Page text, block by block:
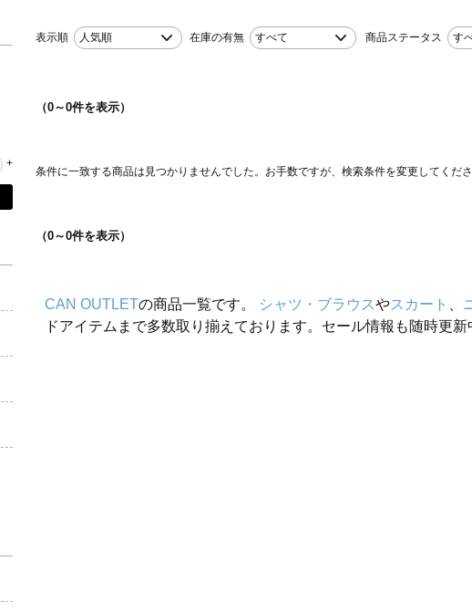
表示順 人気順 在庫の有無 すべて 商品ステータス す
（0～0件を表示）
条件に一致する商品は見つかりませんでした。お手数ですが、検索条件を変更してくださ
（0～0件を表示）
CAN OUTLETの商品一覧です。 シャツ・ブラウスやスカート
ドアイテムまで多数取り揃えております。セール情報も随時更新